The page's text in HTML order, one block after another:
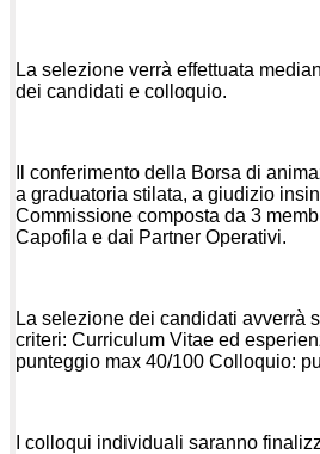
La selezione verrà effettuata
dei candidati e colloquio.
Il conferimento della Borsa di
a graduatoria stilata, a giudizio
Commissione composta da 3
Capofila e dai Partner Operativi.
La selezione dei candidati avverrà
criteri: Curriculum Vitae ed
punteggio max 40/100 Colloquio:
I colloqui individuali saranno